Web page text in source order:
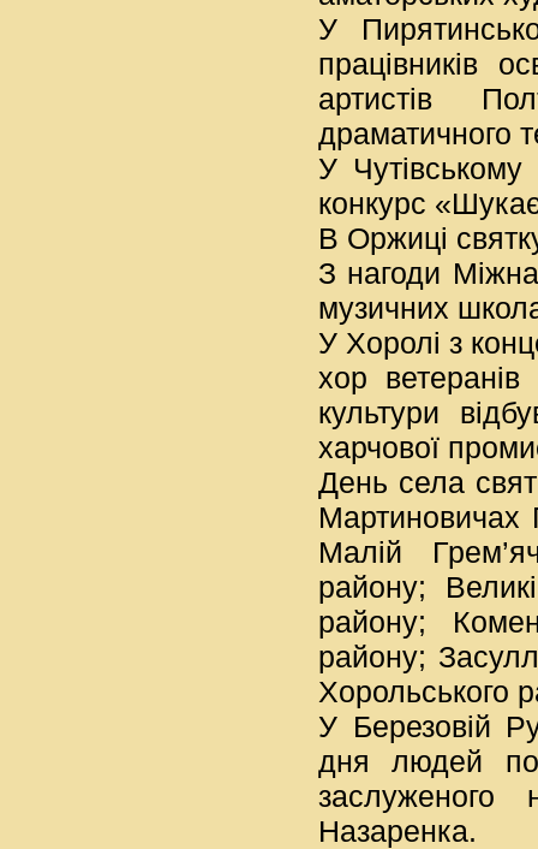
У
працівників
артистів
драматичного
У
конкурс
В Оржиці
З нагоди
музичних
У Хоролі з
хор
культури
харчової
День села
Мартиновичах
Малій
району;
району;
району;
Хорольського
У Березовій
дня людей
заслуженого
Назаренка.